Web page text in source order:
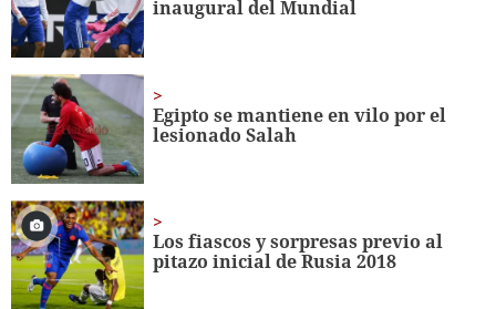
inaugural del Mundial
Egipto se mantiene en vilo por el
lesionado Salah
Los fiascos y sorpresas previo al
pitazo inicial de Rusia 2018